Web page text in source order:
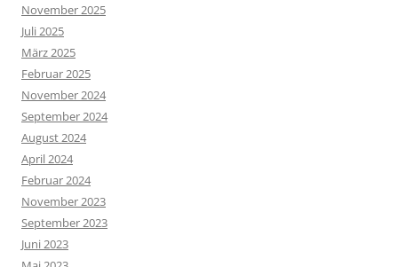
November 2025
Juli 2025
März 2025
Februar 2025
November 2024
September 2024
August 2024
April 2024
Februar 2024
November 2023
September 2023
Juni 2023